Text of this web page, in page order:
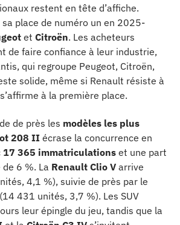
restent en tête d’affiche.
sa place de numéro un en 2025-
et Citroën. Les acheteurs
de faire confiance à leur industrie,
qui regroupe Peugeot, Citroën,
solide, même si Renault résiste à
à la première place.
de près les modèles les plus
208 II écrase la concurrence en
17 365 immatriculations et une part
6 %. La Renault Clio V arrive
4,1 %), suivie de près par le
(14 431 unités, 3,7 %). Les SUV
leur épingle du jeu, tandis que la